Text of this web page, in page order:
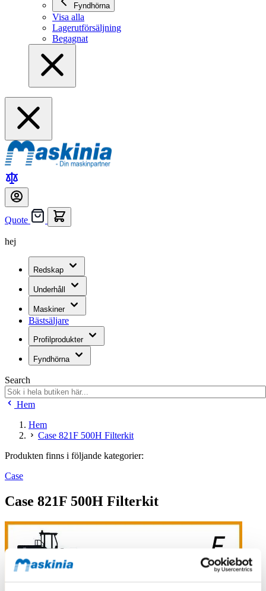
Fyndhörna
Visa alla
Lagerutförsäljning
Begagnat
Quote
hej
Redskap
Underhåll
Maskiner
Bästsäljare
Profilprodukter
Fyndhörna
Search
Hem
Hem
Case 821F 500H Filterkit
Produkten finns i följande kategorier:
Case
Case 821F 500H Filterkit